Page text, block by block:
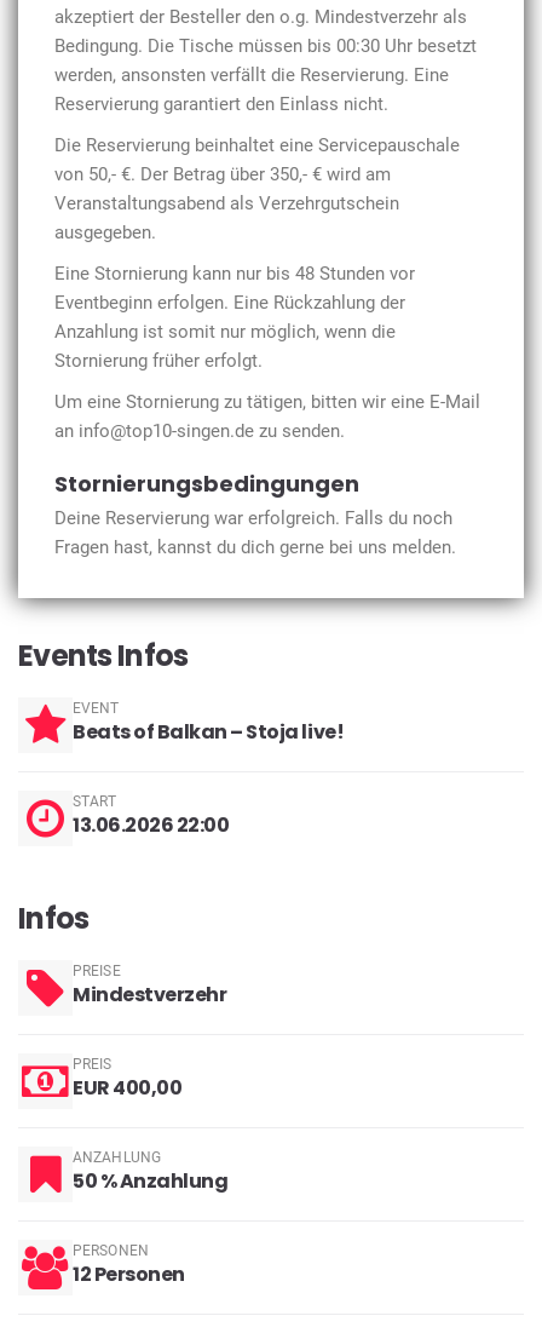
akzeptiert der Besteller den o.g. Mindestverzehr als
Bedingung. Die Tische müssen bis 00:30 Uhr besetzt
werden, ansonsten verfällt die Reservierung. Eine
Reservierung garantiert den Einlass nicht.
Die Reservierung beinhaltet eine Servicepauschale
von 50,- €. Der Betrag über 350,- € wird am
Veranstaltungsabend als Verzehrgutschein
ausgegeben.
Eine Stornierung kann nur bis 48 Stunden vor
Eventbeginn erfolgen. Eine Rückzahlung der
Anzahlung ist somit nur möglich, wenn die
Stornierung früher erfolgt.
Um eine Stornierung zu tätigen, bitten wir eine E-Mail
an info@top10-singen.de zu senden.
Stornierungsbedingungen
Deine Reservierung war erfolgreich. Falls du noch
Fragen hast, kannst du dich gerne bei uns melden.
Events Infos
EVENT
Beats of Balkan – Stoja live!
START
13.06.2026 22:00
Infos
PREISE
Mindestverzehr
PREIS
EUR 400,00
ANZAHLUNG
50 % Anzahlung
PERSONEN
12 Personen